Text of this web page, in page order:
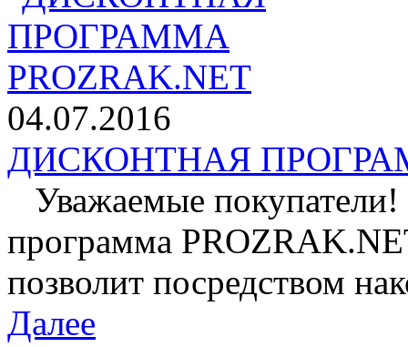
04.07.2016
ДИСКОНТНАЯ
Уважаемые покупатели!
программа
позволит посредством
Далее